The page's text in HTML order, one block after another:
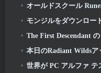
オールドスクール
モンジルをダウンロードで
The First Descendant の 4 月のアップデー
本日のRadiant Wildsアップデート開始に
世界が PC アルファ テ